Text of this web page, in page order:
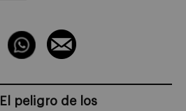
El peligro de los